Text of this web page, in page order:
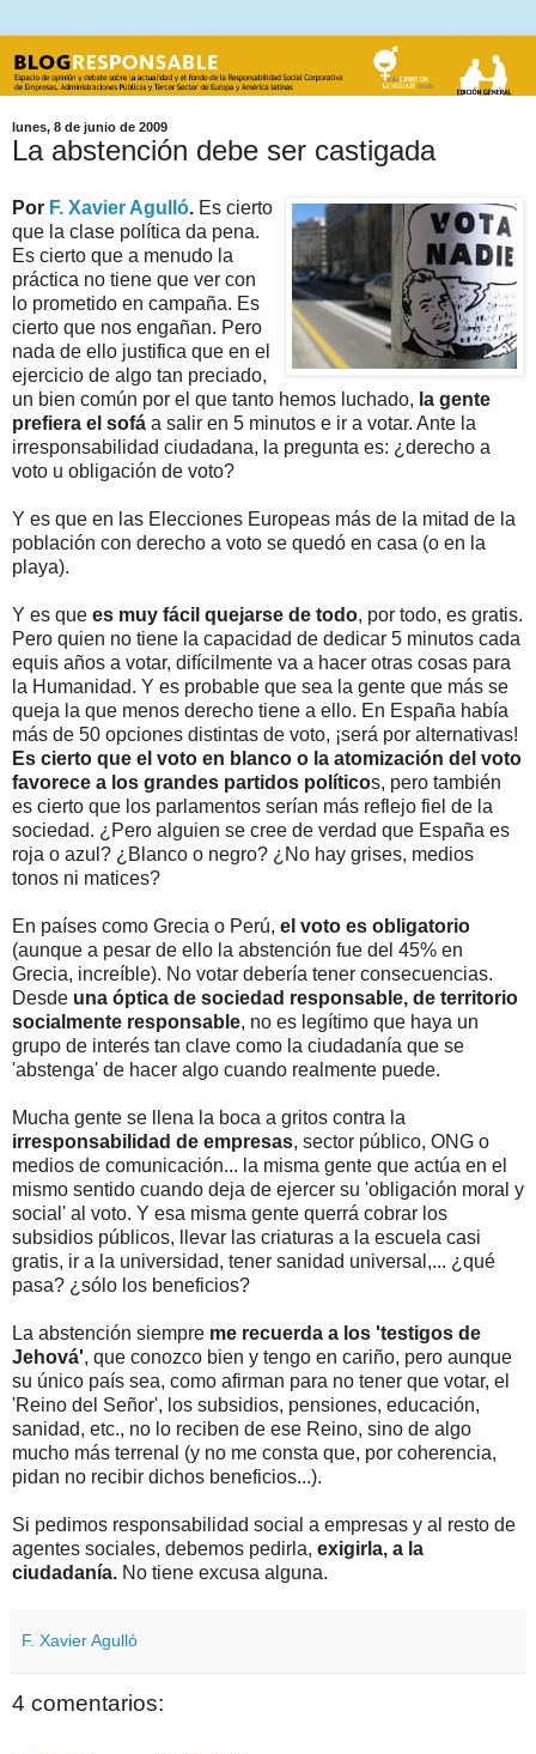
lunes, 8 de junio de 2009
La abstención debe ser castigada
Por F. Xavier Agulló. Es cierto
que la clase política da pena.
Es cierto que a menudo la
práctica no tiene que ver con
lo prometido en campaña. Es
cierto que nos engañan. Pero
nada de ello justifica que en el
ejercicio de algo tan preciado,
un bien común por el que tanto hemos luchado, la gente
prefiera el sofá a salir en 5 minutos e ir a votar. Ante la
irresponsabilidad ciudadana, la pregunta es: ¿derecho a
voto u obligación de voto?
Y es que en las Elecciones Europeas más de la mitad de la
población con derecho a voto se quedó en casa (o en la
playa).
Y es que es muy fácil quejarse de todo, por todo, es gratis.
Pero quien no tiene la capacidad de dedicar 5 minutos cada
equis años a votar, difícilmente va a hacer otras cosas para
la Humanidad. Y es probable que sea la gente que más se
queja la que menos derecho tiene a ello. En España había
más de 50 opciones distintas de voto, ¡será por alternativas!
Es cierto que el voto en blanco o la atomización del voto
favorece a los grandes partidos políticos, pero también
es cierto que los parlamentos serían más reflejo fiel de la
sociedad. ¿Pero alguien se cree de verdad que España es
roja o azul? ¿Blanco o negro? ¿No hay grises, medios
tonos ni matices?
En países como Grecia o Perú, el voto es obligatorio
(aunque a pesar de ello la abstención fue del 45% en
Grecia, increíble). No votar debería tener consecuencias.
Desde una óptica de sociedad responsable, de territorio
socialmente responsable, no es legítimo que haya un
grupo de interés tan clave como la ciudadanía que se
'abstenga' de hacer algo cuando realmente puede.
Mucha gente se llena la boca a gritos contra la
irresponsabilidad de empresas, sector público, ONG o
medios de comunicación... la misma gente que actúa en el
mismo sentido cuando deja de ejercer su 'obligación moral y
social' al voto. Y esa misma gente querrá cobrar los
subsidios públicos, llevar las criaturas a la escuela casi
gratis, ir a la universidad, tener sanidad universal,... ¿qué
pasa? ¿sólo los beneficios?
La abstención siempre me recuerda a los 'testigos de
Jehová', que conozco bien y tengo en cariño, pero aunque
su único país sea, como afirman para no tener que votar, el
'Reino del Señor', los subsidios, pensiones, educación,
sanidad, etc., no lo reciben de ese Reino, sino de algo
mucho más terrenal (y no me consta que, por coherencia,
pidan no recibir dichos beneficios...).
Si pedimos responsabilidad social a empresas y al resto de
agentes sociales, debemos pedirla, exigirla, a la
ciudadanía. No tiene excusa alguna.
F. Xavier Agulló
4 comentarios: